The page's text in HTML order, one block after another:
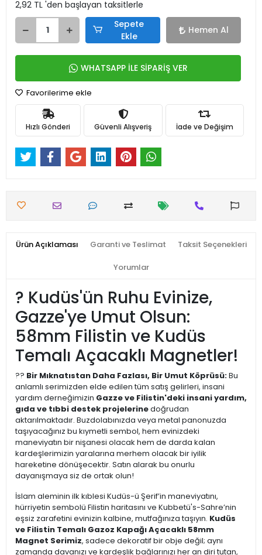
2,92 TL 'den başlayan taksitlerle
Sepete
Ekle
Hemen Al
WHATSAPP İLE SİPARİŞ VER
Favorilerime ekle
Hızlı Gönderi Güvenli Alışveriş İade ve Değişim
Ürün Açıklaması Garanti ve Teslimat Taksit Seçenekleri
Yorumlar
? Kudüs'ün Ruhu Evinize,
Gazze'ye Umut Olsun:
58mm Filistin ve Kudüs
Temalı Açacaklı Magnetler!
?? Bir Mıknatıstan Daha Fazlası, Bir Umut Köprüsü:Bu
anlamlı serimizden elde edilen tüm satış gelirleri, insani
yardım derneğimizin Gazze ve Filistin'deki insani yardım,
gıda ve tıbbi destek projelerinedoğrudan
aktarılmaktadır. Buzdolabınızda veya metal panonuzda
taşıyacağınız bu kıymetli sembol, hem evinizdeki
maneviyatın bir nişanesi olacak hem de darda kalan
kardeşlerimizin yaralarına merhem olacak bir iyilik
hareketine dönüşecektir. Satın alarak bu onurlu
dayanışmaya siz de ortak olun!
İslam aleminin ilk kıblesi Kudüs-ü Şerif’in maneviyatını,
hürriyetin sembolü Filistin haritasını ve Kubbetü's-Sahre’nin
eşsiz zarafetini evinizin kalbine, mutfağınıza taşıyın. Kudüs
ve Filistin Temalı Gazoz Kapağı Açacaklı 58mm
Magnet Serimiz, sadece dekoratif bir obje değil; aynı
zamanda davanızı ve kardeşlik bağlarınızı her an diri tutan,